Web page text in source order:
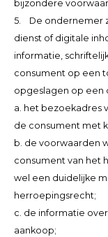
bijzondere
5. De ondernemer
dienst of digitale
informatie,
consument op een
opgeslagen op een
a. het bezoekadres
de consument met
b. de voorwaarden
consument van het
wel een duidelijke
herroepingsrecht;
c. de informatie
aankoop;